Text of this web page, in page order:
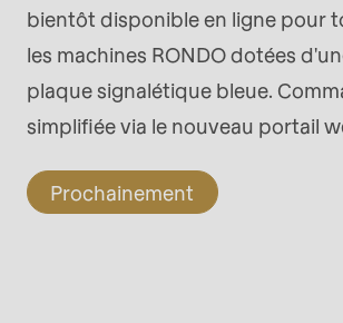
bientôt disponible en ligne pour
les machines RONDO dotées
plaque signalétique bleue.
simplifiée via le nouveau portail
Prochainement